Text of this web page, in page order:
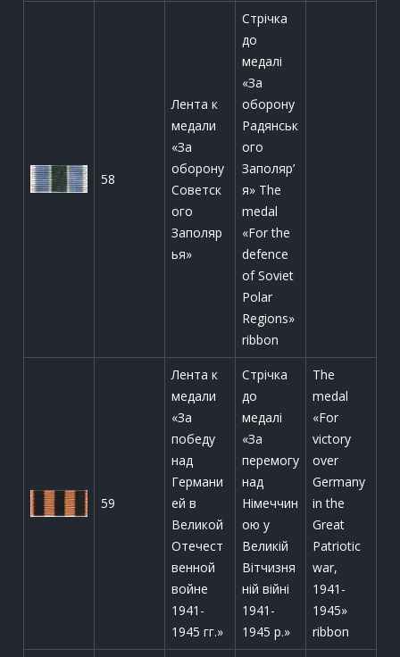
58
Лента к
медали
«За
оборону
Советск
ого
Заполяр
ья»
Стрічка
до
медалі
«За
оборону
Радянськ
ого
Заполяр’
я» The
medal
«For the
defence
of Soviet
Polar
Regions»
ribbon
59
Лента к
медали
«За
победу
над
Германи
ей в
Великой
Отечест
венной
войне
1941-
1945 гг.»
Стрічка
до
медалі
«За
перемогу
над
Німеччин
ою у
Великій
Вітчизня
ній війні
1941-
1945 р.»
The
medal
«For
victory
over
Germany
in the
Great
Patriotic
war,
1941-
1945»
ribbon